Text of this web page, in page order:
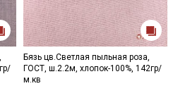
Бязь цв.Светлая пыльная роза,
ГОСТ, ш.2.2м, хлопок-100%, 142гр/
м.кв